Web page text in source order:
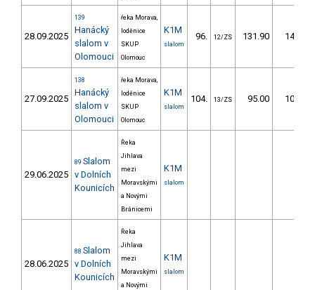
28.09.2025
139
Hanácký
slalom v
Olomouci
řeka Morava,
loděnice
SKUP
Olomouc
K1M
slalom
96. 12/ZS 131.90 146,2
27.09.2025
138
Hanácký
slalom v
Olomouci
řeka Morava,
loděnice
SKUP
Olomouc
K1M
slalom
104. 13/ZS 95.00 104,3
29.06.2025
89 Slalom
v Dolních
Kounicích
Řeka
Jihlava
mezi
Moravskými
a Novými
Bránicemi
K1M
slalom
28.06.2025
88 Slalom
v Dolních
Kounicích
Řeka
Jihlava
mezi
Moravskými
a Novými
K1M
slalom